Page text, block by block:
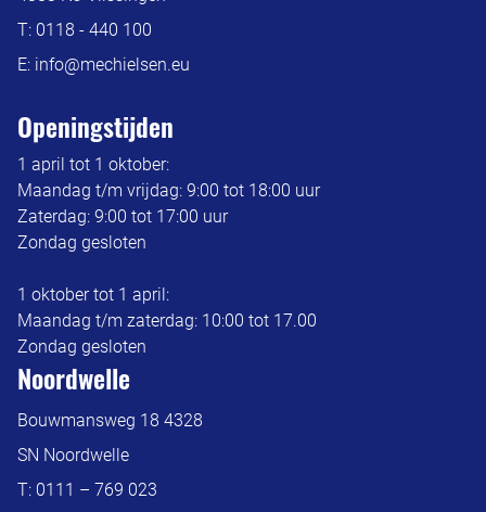
T: 0118 - 440 100
E: info@mechielsen.eu
Openingstijden
1 april tot 1 oktober:
Maandag t/m vrijdag: 9:00 tot 18:00 uur
Zaterdag: 9:00 tot 17:00 uur
Zondag gesloten
1 oktober tot 1 april:
Maandag t/m zaterdag: 10:00 tot 17.00
Zondag gesloten
Noordwelle
Bouwmansweg 18 4328
SN Noordwelle
T: 0111 – 769 023